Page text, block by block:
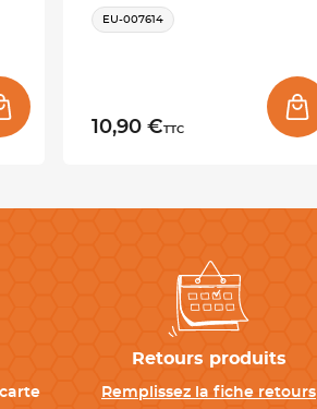
EU-007614
10,90 €TTC
Retours produits
Remplissez la fiche retours